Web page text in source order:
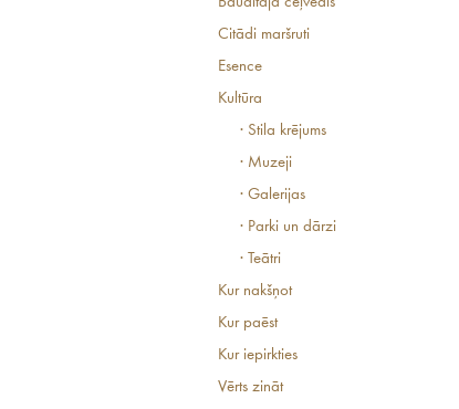
Citādi maršruti
Esence
Kultūra
· Stila krējums
· Muzeji
· Galerijas
· Parki un dārzi
· Teātri
Kur nakšņot
Kur paēst
Kur iepirkties
Vērts zināt